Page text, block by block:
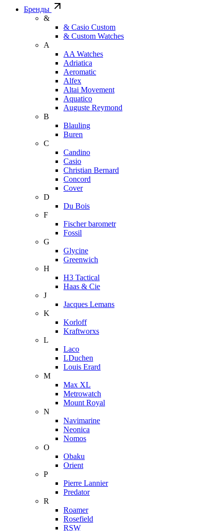
Бренды
&
& Casio Custom
& Custom Watches
A
AA Watches
Adriatica
Aeromatic
Alfex
Altai Movement
Aquatico
Auguste Reymond
B
Blauling
Buren
C
Candino
Casio
Christian Bernard
Concord
Cover
D
Du Bois
F
Fischer barometr
Fossil
G
Glycine
Greenwich
H
H3 Tactical
Haas & Cie
J
Jacques Lemans
K
Korloff
Kraftworxs
L
Laco
LDuchen
Louis Erard
M
Max XL
Metrowatch
Mount Royal
N
Navimarine
Neonica
Nomos
O
Obaku
Orient
P
Pierre Lannier
Predator
R
Roamer
Rosefield
RSW